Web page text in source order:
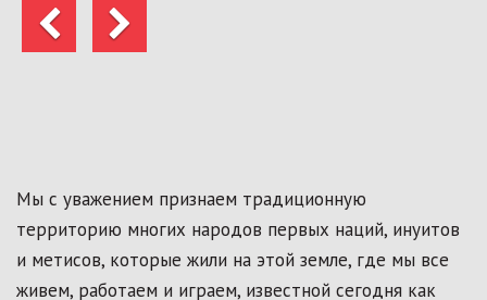
ПредыдущийСледующий
Мы с уважением признаем традиционную
территорию многих народов первых наций, инуитов
и метисов, которые жили на этой земле, где мы все
живем, работаем и играем, известной сегодня как